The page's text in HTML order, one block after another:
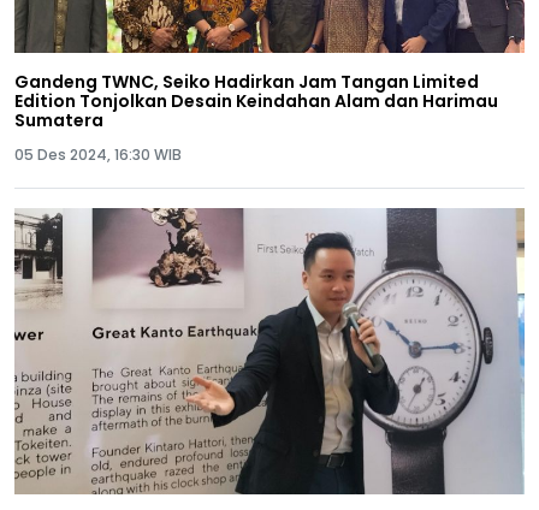
Gandeng TWNC, Seiko Hadirkan Jam Tangan Limited
Edition Tonjolkan Desain Keindahan Alam dan Harimau
Sumatera
05 Des 2024, 16:30 WIB